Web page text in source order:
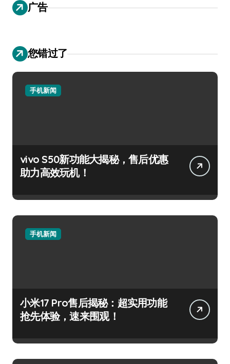
广告
您错过了
手机新闻
vivo S50新功能大揭秘，售后优惠
助力高效玩机！
手机新闻
小米17 Pro售后揭秘：超实用功能
抢先体验，速来围观！